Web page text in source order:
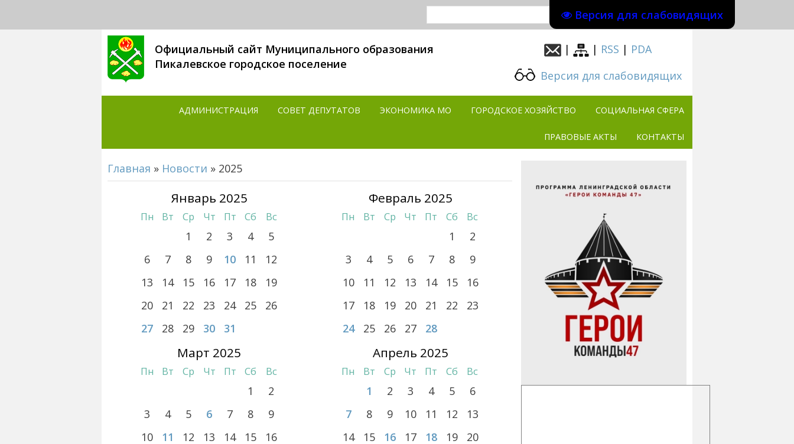
Версия для слабовидящих
Официальный сайт Муниципального образования
Пикалевское городское поселение
| | RSS | PDA
Версия для слабовидящих
АДМИНИСТРАЦИЯ СОВЕТ ДЕПУТАТОВ ЭКОНОМИКА MO ГОРОДСКОЕ ХОЗЯЙСТВО СОЦИАЛЬНАЯ СФЕРА
ПРАВОВЫЕ АКТЫ КОНТАКТЫ
Главная » Новости » 2025
Январь 2025
Пн Вт Ср Чт Пт Сб Вс
1 2 3 4
5
6
7 8 9 10 11
12
13
14 15 16 17 18
19
20
21 22 23 24 25
26
27
28 29 30 31
Февраль 2025
Пн Вт Ср Чт Пт Сб Вс
1
2
3
4 5 6 7 8
9
10
11 12 13 14 15
16
17
18 19 20 21 22
23
24
25 26 27 28
Март 2025
Пн Вт Ср Чт Пт Сб Вс
1
2
3
4 5 6 7 8
9
10
11 12 13 14 15
16
Апрель 2025
Пн Вт Ср Чт Пт Сб Вс
1 2 3 4 5
6
7
8 9 10 11 12
13
14
15 16 17 18 19
20